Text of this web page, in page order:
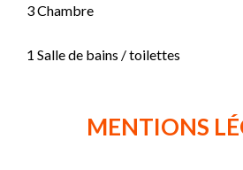
3 Chambre
1 Salle de bains / toilettes
MENTIONS